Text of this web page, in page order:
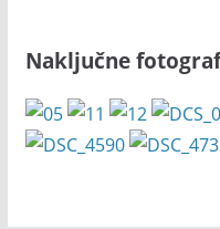
Naključne